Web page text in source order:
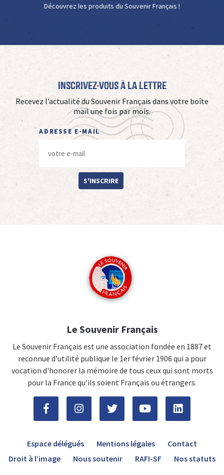
Découvrez les produits du Souvenir Français !
Inscrivez-vous à La Lettre
Recevez l’actualité du Souvenir Français dans votre boîte
mail une fois par mois.
ADRESSE E-MAIL
S'INSCRIRE
Le Souvenir Français
Le Souvenir Français est une association fondée en 1887 et
reconnue d’utilité publique le 1er février 1906 qui a pour
vocation d'honorer la mémoire de tous ceux qui sont morts
pour la France qu’ils soient Français ou étrangers.
Espace délégués Mentions légales
Contact
Droit à l’image
Nous soutenir RAFI-SF Nos statuts